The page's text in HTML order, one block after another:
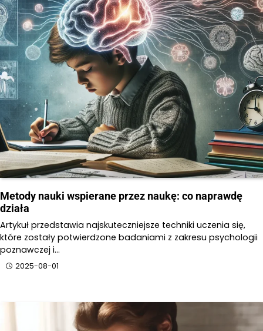
Metody nauki wspierane przez naukę: co naprawdę
działa
Artykuł przedstawia najskuteczniejsze techniki uczenia się,
które zostały potwierdzone badaniami z zakresu psychologii
poznawczej i…
2025-08-01